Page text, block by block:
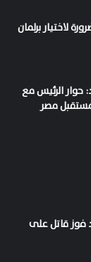
لاختيار برلمان
حوار الرئيس مع
مصر
فوز قاتل على